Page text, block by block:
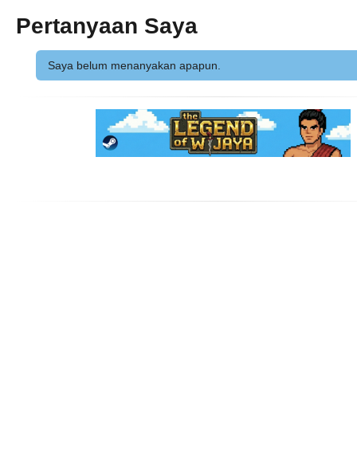
Pertanyaan Saya
Saya belum menanyakan apapun.